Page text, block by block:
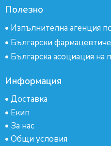
Полезно
• Изпълнителна агенция
• Български
• Българска асоциация
Информация
• Доставка
• Екип
• За нас
• Общи условия